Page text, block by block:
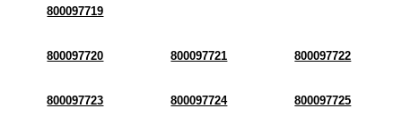
800097719
800097720 800097721 800097722
800097723 800097724 800097725